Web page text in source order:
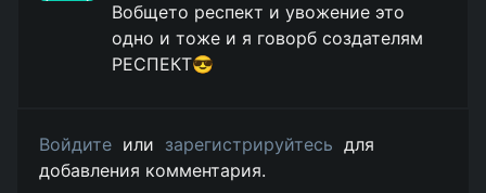
Вобщето респект и увожение это
одно и тоже и я говорб создателям
РЕСПЕКТ😎
Войдите или зарегистрируйтесь для
добавления комментария.